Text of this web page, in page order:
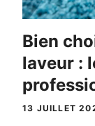
Bien
laveur :
13 JUILLET